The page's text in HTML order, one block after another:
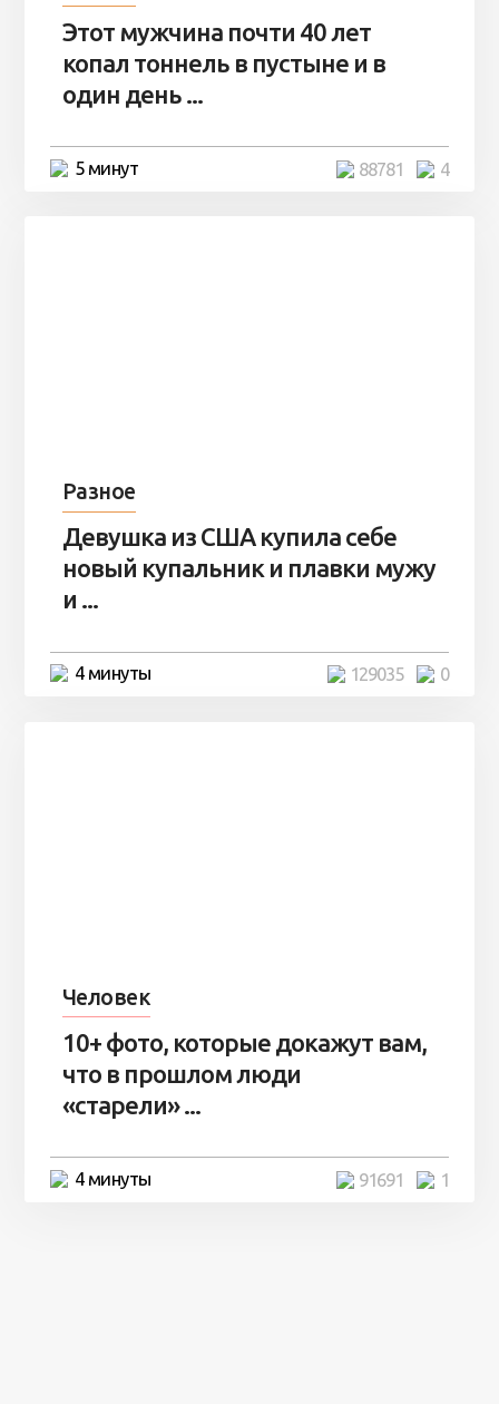
Этот мужчина почти 40 лет
копал тоннель в пустыне и в
один день ...
5 минут 4
88781
Разное
Девушка из США купила себе
новый купальник и плавки мужу
и ...
4 минуты 0
129035
Человек
10+ фото, которые докажут вам,
что в прошлом люди
«старели» ...
4 минуты 1
91691